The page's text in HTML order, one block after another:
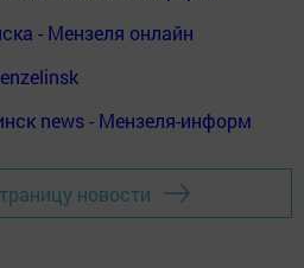
- Мензеля онлайн
news - Мензеля-информ
новости